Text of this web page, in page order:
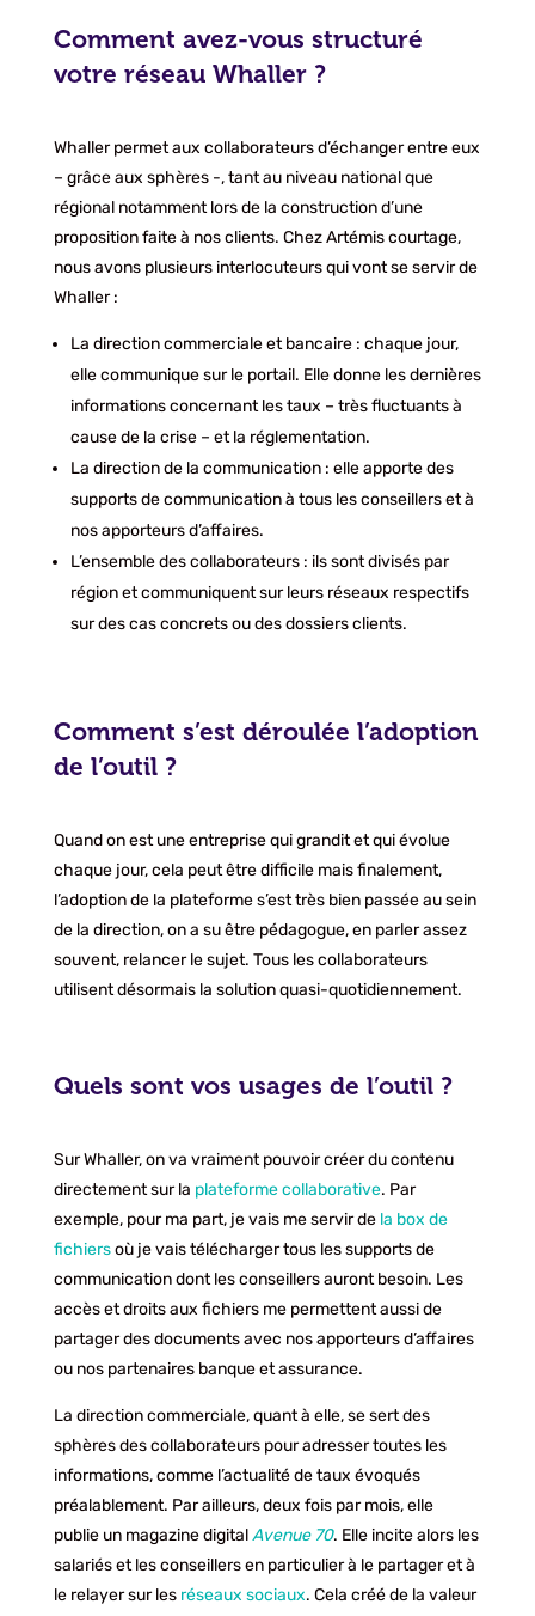
Comment avez-vous structuré
votre réseau Whaller ?
Whaller permet aux collaborateurs d’échanger entre eux
– grâce aux sphères -, tant au niveau national que
régional notamment lors de la construction d’une
proposition faite à nos clients. Chez Artémis courtage,
nous avons plusieurs interlocuteurs qui vont se servir de
Whaller :
La direction commerciale et bancaire : chaque jour,
elle communique sur le portail. Elle donne les dernières
informations concernant les taux – très fluctuants à
cause de la crise – et la réglementation.
La direction de la communication : elle apporte des
supports de communication à tous les conseillers et à
nos apporteurs d’affaires.
L’ensemble des collaborateurs : ils sont divisés par
région et communiquent sur leurs réseaux respectifs
sur des cas concrets ou des dossiers clients.
Comment s’est déroulée l’adoption
de l’outil ?
Quand on est une entreprise qui grandit et qui évolue
chaque jour, cela peut être difficile mais finalement,
l’adoption de la plateforme s’est très bien passée au sein
de la direction, on a su être pédagogue, en parler assez
souvent, relancer le sujet. Tous les collaborateurs
utilisent désormais la solution quasi-quotidiennement.
Quels sont vos usages de l’outil ?
Sur Whaller, on va vraiment pouvoir créer du contenu
directement sur la plateforme collaborative. Par
exemple, pour ma part, je vais me servir de la box de
fichiersoù je vais télécharger tous les supports de
communication dont les conseillers auront besoin. Les
accès et droits aux fichiers me permettent aussi de
partager des documents avec nos apporteurs d’affaires
ou nos partenaires banque et assurance.
La direction commerciale, quant à elle, se sert des
sphères des collaborateurs pour adresser toutes les
informations, comme l’actualité de taux évoqués
préalablement. Par ailleurs, deux fois par mois, elle
publie un magazine digitalAvenue 70. Elle incite alors les
salariés et les conseillers en particulier à le partager et à
le relayer sur les réseaux sociaux. Cela créé de la valeur